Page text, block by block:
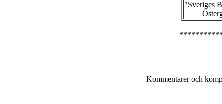
"Sveriges
Kommentarer och